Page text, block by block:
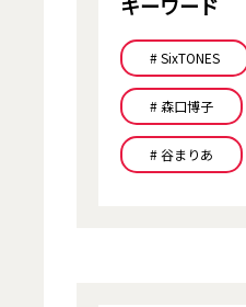
# SixTONES
# 森口博子
# 谷まりあ